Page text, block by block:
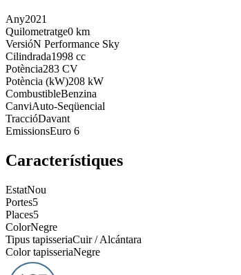
Any2021
Quilometratge0 km
VersióN Performance Sky
Cilindrada1998 cc
Potència283 CV
Potència (kW)208 kW
CombustibleBenzina
CanviAuto-Seqüencial
TraccióDavant
EmissionsEuro 6
Característiques
EstatNou
Portes5
Places5
ColorNegre
Tipus tapisseriaCuir / Alcántara
Color tapisseriaNegre